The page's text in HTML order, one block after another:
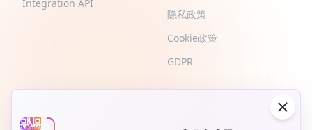
Integration API
隐私政策
Cookie政策
GDPR